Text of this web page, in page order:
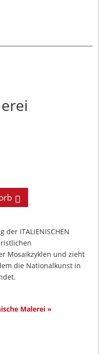
ITALIENISCHEN
Mosaikzyklen und zieht
die Nationalkunst in
Malerei »